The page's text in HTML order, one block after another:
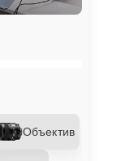
Объектив